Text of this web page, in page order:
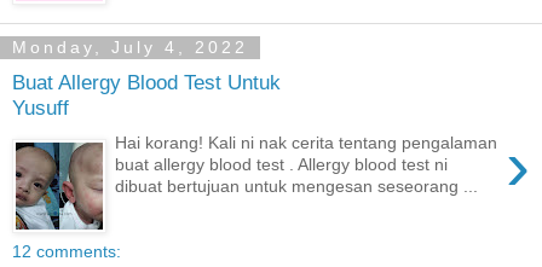
Monday, July 4, 2022
Buat Allergy Blood Test Untuk
Yusuff
›
Hai korang! Kali ni nak cerita tentang pengalaman
buat allergy blood test . Allergy blood test ni
dibuat bertujuan untuk mengesan seseorang ...
12 comments: